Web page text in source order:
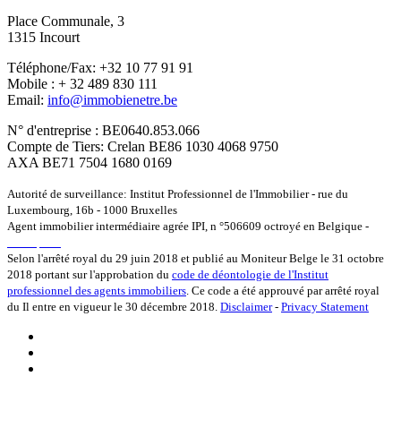
Place Communale, 3
1315 Incourt
Téléphone/Fax: +32 10 77 91 91
Mobile : + 32 489 830 111
Email: info@immobienetre.be
N° d'entreprise : BE0640.853.066
Compte de Tiers: Crelan BE86 1030 4068 9750
AXA BE71 7504 1680 0169
Autorité de surveillance: Institut Professionnel de l'Immobilier - rue du
Luxembourg, 16b - 1000 Bruxelles
Agent immobilier intermédiaire agrée IPI, n °506609 octroyé en Belgique -
Selon l'arrêté royal du 29 juin 2018 et publié au Moniteur Belge le 31 octobre
2018 portant sur l'approbation du code de déontologie de l'Institut
professionnel des agents immobiliers. Ce code a été approuvé par arrêté royal
du Il entre en vigueur le 30 décembre 2018. Disclaimer- Privacy Statement